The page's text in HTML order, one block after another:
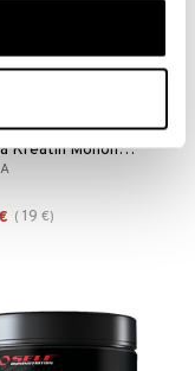
BioSalma Kreatin Monohydrat
( 19 €)